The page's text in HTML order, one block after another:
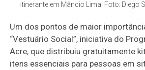
itinerante em Mâncio Lima. Foto: Diego
Um dos pontos de maior
“Vestuário Social”, iniciativa do
Acre, que distribuiu gratuitamente
itens essenciais para pessoas em